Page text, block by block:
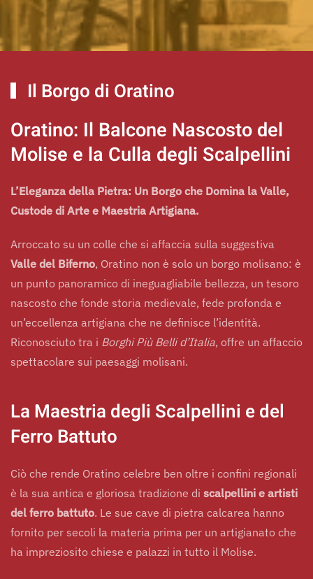
Il Borgo di Oratino
Oratino: Il Balcone Nascosto del
Molise e la Culla degli Scalpellini
L’Eleganza della Pietra: Un Borgo che Domina la Valle,
Custode di Arte e Maestria Artigiana.
Arroccato su un colle che si affaccia sulla suggestiva
Valle del Biferno, Oratino non è solo un borgo molisano: è
un punto panoramico di ineguagliabile bellezza, un tesoro
nascosto che fonde storia medievale, fede profonda e
un’eccellenza artigiana che ne definisce l’identità.
Riconosciuto tra i Borghi Più Belli d’Italia, offre un affaccio
spettacolare sui paesaggi molisani.
La Maestria degli Scalpellini e del
Ferro Battuto
Ciò che rende Oratino celebre ben oltre i confini regionali
è la sua antica e gloriosa tradizione di scalpellini e artisti
del ferro battuto. Le sue cave di pietra calcarea hanno
fornito per secoli la materia prima per un artigianato che
ha impreziosito chiese e palazzi in tutto il Molise.